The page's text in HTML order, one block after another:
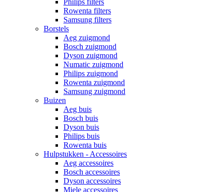
Philips filters
Rowenta filters
Samsung filters
Borstels
Aeg zuigmond
Bosch zuigmond
Dyson zuigmond
Numatic zuigmond
Philips zuigmond
Rowenta zuigmond
Samsung zuigmond
Buizen
Aeg buis
Bosch buis
Dyson buis
Philips buis
Rowenta buis
Hulpstukken - Accessoires
Aeg accessoires
Bosch accessoires
Dyson accessoires
Miele accessoires